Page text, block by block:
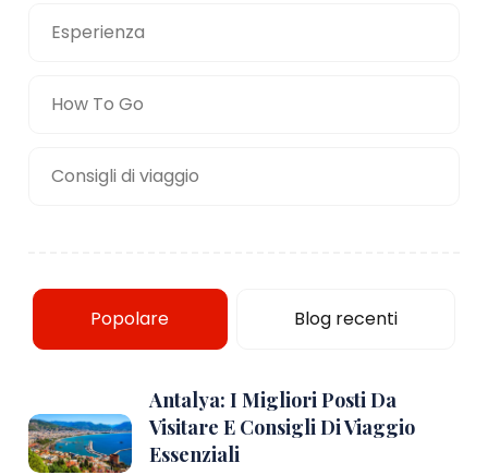
Esperienza
How To Go
Consigli di viaggio
Popolare Blog recenti
Antalya: I Migliori Posti Da
Visitare E Consigli Di Viaggio
Essenziali